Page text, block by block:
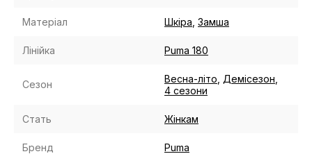
Матеріал Шкіра Замша
Лінійка Puma 180
Сезон Весна-літо Демісезон
4 сезони
Стать Жінкам
Бренд Puma